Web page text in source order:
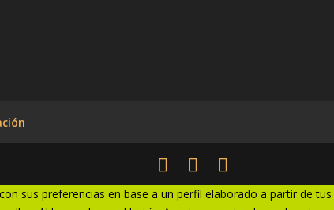
sus preferencias en base a un perfil elaborado a partir de tus